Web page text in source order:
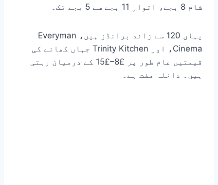
شام 8 بجے، اتوار 11 بجے سے 5 بجے تک۔
یہاں 120 سے زائد برانڈز ہیں، Everyman
Cinema، اور Trinity Kitchen جہاں کھانے کی
قیمتیں عام طور پر £8–£15 کے درمیان رہتی
ہیں۔ داخلہ مفت ہے۔